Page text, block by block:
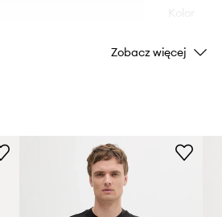
Marka
ID Produktu
Zobacz więcej